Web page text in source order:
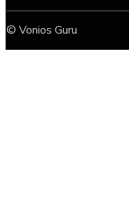
© Vonios Guru